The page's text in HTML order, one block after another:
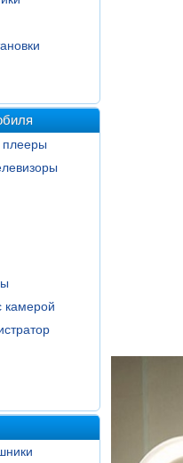
плееры
камерой